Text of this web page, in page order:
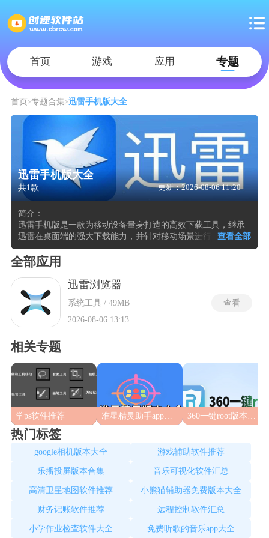
首页 游戏 应用 专题
首页 专题合集 迅雷手机版大全
迅雷手机版大全
共1款 更新：2026-08-06 11:20
简介：
迅雷手机版是一款为移动设备量身打造的高效下载工具，继承
迅雷在桌面端的强大下载能力，并针对移动场景进行深度优
化。可以通过手机迅雷轻松下载各类资源，无论是电影、电视
剧、音乐，还是各类应用文件，都能快速获取。还提供丰富的
多媒体内容发行模式，比如通过扫描二维码的方式快速定位并
下载所需资源，极大地简化下载流程。支持离线下载功能，可
以将任务添加至离线空间，完成后再下载到本地，节省流量的
同时也提高了效率。具备智能推荐功能，根据用户的使用记录
和偏好，精准推送感兴趣的资源，在海量信息中快速找到心仪
的内容。
查看全部
全部应用
迅雷浏览器
系统工具 / 49MB
2026-08-06 13:13
查看
相关专题
学ps软件推荐
热门标签
google相机版本大全
游戏辅助软件推荐
乐播投屏版本合集
音乐可视化软件汇总
高清卫星地图软件推荐
小熊猫辅助器免费版本大全
财务记账软件推荐
远程控制软件汇总
小学作业检查软件大全
免费听歌的音乐app大全